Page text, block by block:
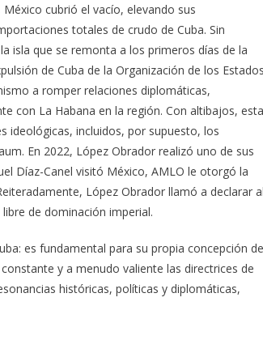
cubrió el vacío, elevando sus
totales de crudo de Cuba. Sin
isla que se remonta a los primeros días de la
de Cuba de la Organización de los
a romper relaciones diplomáticas,
con La Habana en la región. Con altibajos, esta
ideológicas, incluidos, por supuesto, los
En 2022, López Obrador realizó uno de sus
Díaz-Canel visitó México, AMLO le otorgó la
López Obrador llamó a declarar
de dominación imperial.
es fundamental para su propia concepción de
y a menudo valiente las directrices de
históricas, políticas y diplomáticas,